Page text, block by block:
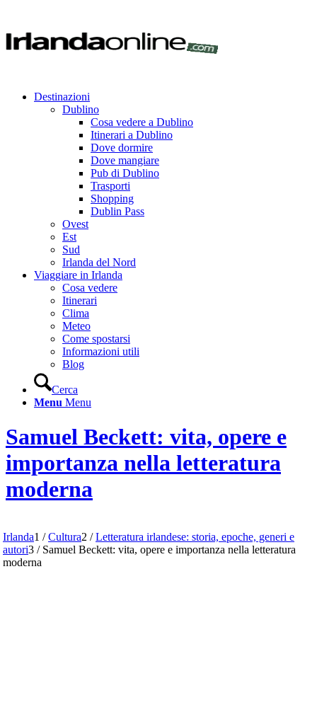
Destinazioni
Dublino
Cosa vedere a Dublino
Itinerari a Dublino
Dove dormire
Dove mangiare
Pub di Dublino
Trasporti
Shopping
Dublin Pass
Ovest
Est
Sud
Irlanda del Nord
Viaggiare in Irlanda
Cosa vedere
Itinerari
Clima
Meteo
Come spostarsi
Informazioni utili
Blog
Cerca
Menu Menu
Samuel Beckett: vita, opere e
importanza nella letteratura
moderna
Irlanda1 / Cultura2 / Letteratura irlandese: storia, epoche, generi e
autori3 / Samuel Beckett: vita, opere e importanza nella letteratura
moderna